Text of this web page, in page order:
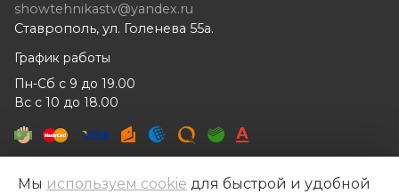
showtehnikastv@yandex.ru
Ставрополь, ул. Голенева 55а.
График работы
Пн-Сб с 9 до 19.00
Вс с 10 до 18.00
Мы используем cookie для быстрой и удобной